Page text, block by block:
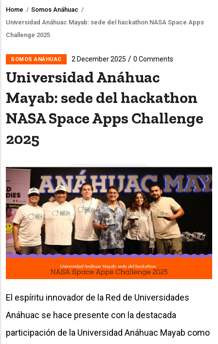
Breadcrumb
Home / Somos Anáhuac /
Universidad Anáhuac Mayab: sede del hackathon NASA Space Apps
Challenge 2025
SOMOS ANÁHUAC 2 December 2025 / 0 Comments
Universidad Anáhuac
Mayab: sede del hackathon
NASA Space Apps Challenge
2025
El espíritu innovador de la Red de Universidades
Anáhuac se hace presente con la destacada
participación de la Universidad Anáhuac Mayab como